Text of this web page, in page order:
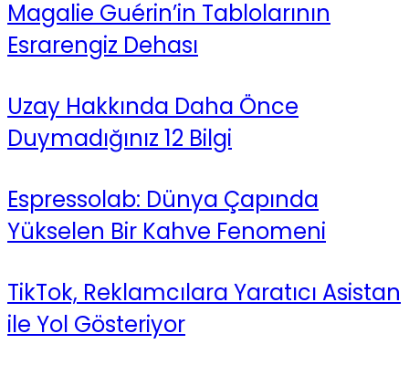
Magalie Guérin’in Tablolarının
Esrarengiz Dehası
Uzay Hakkında Daha Önce
Duymadığınız 12 Bilgi
Espressolab: Dünya Çapında
Yükselen Bir Kahve Fenomeni
TikTok, Reklamcılara Yaratıcı Asistan
ile Yol Gösteriyor